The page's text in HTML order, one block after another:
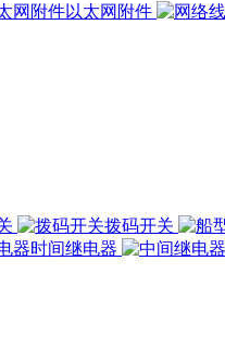
以太网附件
拨码开关
时间继电器